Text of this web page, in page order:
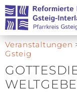
Veranstaltungen
Gsteig